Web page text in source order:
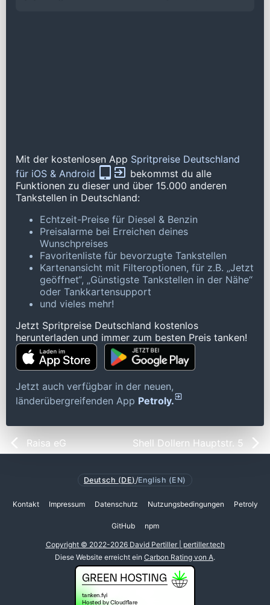
Mit der kostenlosen App Spritpreise Deutschland
für iOS & Android
bekommst du alle
Funktionen zu dieser und über 15.000 anderen
Tankstellen in Deutschland:
Echtzeit-Preise für Diesel & Benzin
Preisalarme bei Erreichen deines
Wunschpreises
Favoritenliste für bevorzugte Tankstellen
Kartenansicht mit Filteroptionen, für z.B. „Jetzt
geöffnet“, „Günstigste Tankstellen in der Nähe“
oder Tankkartensupport
und vieles mehr!
Jetzt Spritpreise Deutschland kostenlos
herunterladen und immer zum besten Preis tanken!
Jetzt auch verfügbar in der neuen,
länderübergreifenden App Petroly.
Raisa eG Shell Dollern Hauptstr. 5
Deutsch (DE) /English (EN)
Kontakt Impressum Datenschutz Nutzungsbedingungen Petroly
GitHub npm
Copyright © 2022-2026 David Pertiller | pertiller.tech
Diese Website erreicht ein Carbon Rating von A.